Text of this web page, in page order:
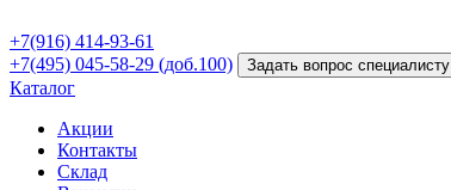
+7(916) 414-93-61
+7(495) 045-58-29 (доб.100)
Задать вопрос специалисту
Каталог
Акции
Контакты
Склад